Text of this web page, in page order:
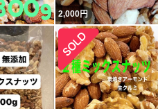
2,000円